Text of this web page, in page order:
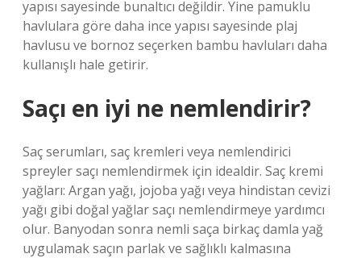
yapısı sayesinde bunaltıcı değildir. Yine pamuklu
havlulara göre daha ince yapısı sayesinde plaj
havlusu ve bornoz seçerken bambu havluları daha
kullanışlı hale getirir.
Saçı en iyi ne nemlendirir?
Saç serumları, saç kremleri veya nemlendirici
spreyler saçı nemlendirmek için idealdir. Saç kremi
yağları: Argan yağı, jojoba yağı veya hindistan cevizi
yağı gibi doğal yağlar saçı nemlendirmeye yardımcı
olur. Banyodan sonra nemli saça birkaç damla yağ
uygulamak saçın parlak ve sağlıklı kalmasına